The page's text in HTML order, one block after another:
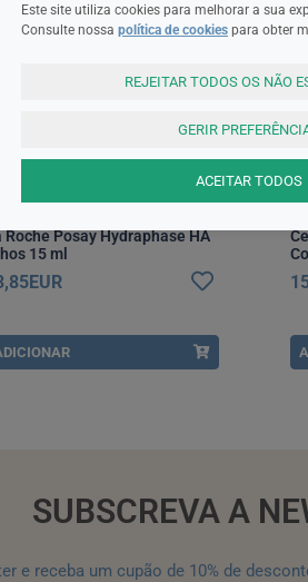
Roche Posay
Roche Posay Hydraphase HA
15 ml
SUBSCREVA A
e receba um cupão de 10% de
Este site utiliza cookies para melhorar a sua
Consulte nossa política de cookies para obter
REJEITAR TODOS OS NÃO
GERIR
ACEITAR TODOS